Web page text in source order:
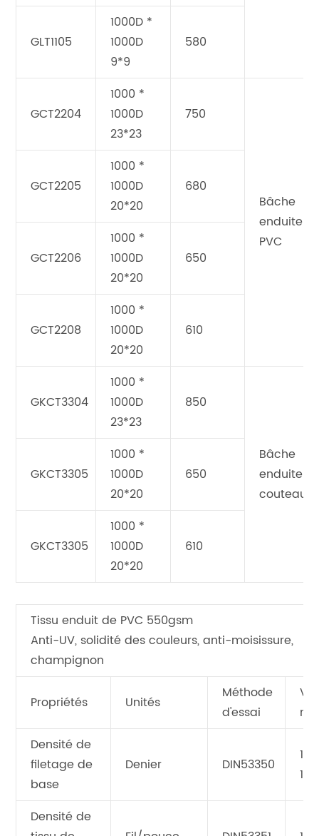
GLT1105
1000D *
1000D
9*9
580
GCT2204
1000 *
1000D
23*23
750
Bâche
enduite
PVC
GCT2205
1000 *
1000D
20*20
680
GCT2206
1000 *
1000D
20*20
650
GCT2208
1000 *
1000D
20*20
610
GKCT3304
1000 *
1000D
23*23
850
Bâche
enduite
couteau
GKCT3305
1000 *
1000D
20*20
650
GKCT3305
1000 *
1000D
20*20
610
Tissu enduit de PVC 550gsm
Anti-UV, solidité des couleurs, anti-moisissure,
champignon
Propriétés Unités
Méthode
d'essai
Densité de
filetage de
base
Denier DIN53350
Densité de